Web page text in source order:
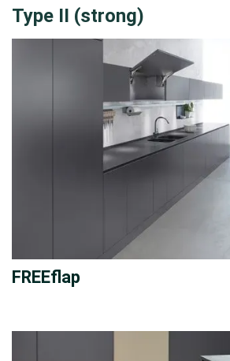
Type II (strong)
FREEflap